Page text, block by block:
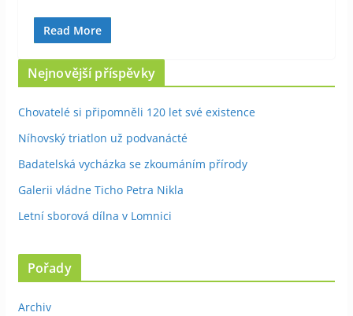
Read More
Nejnovější příspěvky
Chovatelé si připomněli 120 let své existence
Níhovský triatlon už podvanácté
Badatelská vycházka se zkoumáním přírody
Galerii vládne Ticho Petra Nikla
Letní sborová dílna v Lomnici
Pořady
Archiv